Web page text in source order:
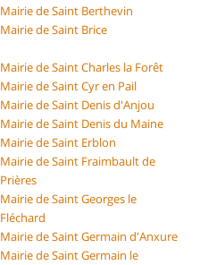
Mairie de Saint Berthevin
Mairie de Saint Brice
Mairie de Saint Charles la Forêt
Mairie de Saint Cyr en Pail
Mairie de Saint Denis d'Anjou
Mairie de Saint Denis du Maine
Mairie de Saint Erblon
Mairie de Saint Fraimbault de
Prières
Mairie de Saint Georges le
Fléchard
Mairie de Saint Germain d'Anxure
Mairie de Saint Germain le